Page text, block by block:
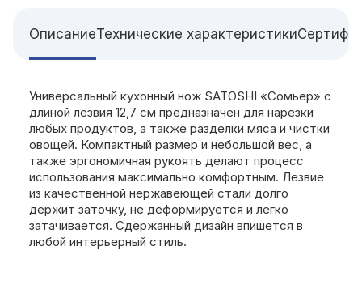
ОписаниеТехнические характеристики
Универсальный кухонный нож SATOSHI «Сомьер» с
длиной лезвия 12,7 см предназначен для нарезки
любых продуктов, а также разделки мяса и чистки
овощей. Компактный размер и небольшой вес, а
также эргономичная рукоять делают процесс
использования максимально комфортным. Лезвие
из качественной нержавеющей стали долго
держит заточку, не деформируется и легко
затачивается. Сдержанный дизайн впишется в
любой интерьерный стиль.